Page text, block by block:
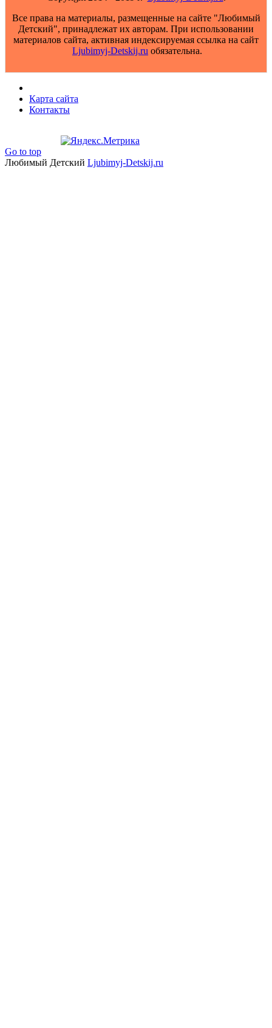
Все права на материалы, размещенные на сайте "Любимый
Детский", принадлежат их авторам. При использовании
материалов сайта, активная индексируемая ссылка на сайт
Ljubimyj-Detskij.ru обязательна.
Карта сайта
Контакты
Go to top
Любимый Детский Ljubimyj-Detskij.ru